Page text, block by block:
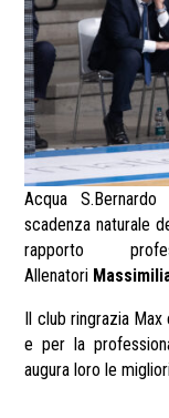
Acqua
scadenza naturale
rapporto
Allenatori
Il club ringrazia Max
e per la
augura loro le